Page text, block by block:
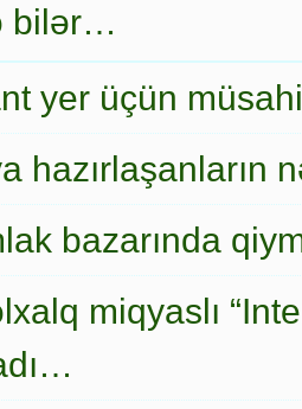
bilər…
yer üçün
hazırlaşanların
bazarında
miqyaslı